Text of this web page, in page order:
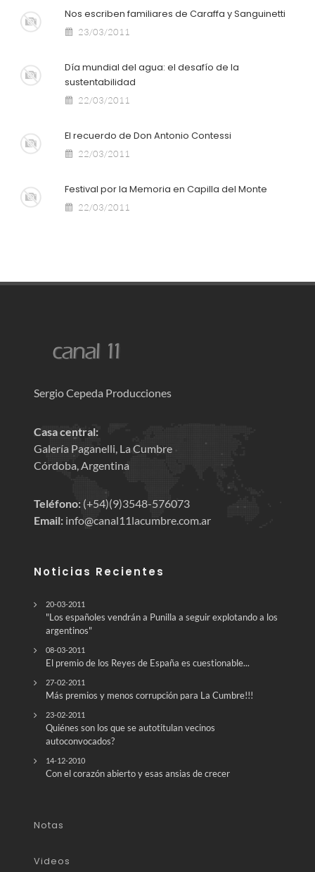
Nos escriben familiares de Caraffa y Sanguinetti
23/03/2011
Día mundial del agua: el desafío de la
sustentabilidad
22/03/2011
El recuerdo de Don Antonio Contessi
22/03/2011
Festival por la Memoria en Capilla del Monte
22/03/2011
Sergio Cepeda Producciones
Casa central:
Galería Paganelli, La Cumbre
Córdoba, Argentina
Teléfono: (+54)(9)3548-576073
Email: info@canal11lacumbre.com.ar
Noticias Recientes
20-03-2011
"Los españoles vendrán a Punilla a seguir explotando a los
argentinos"
08-03-2011
El premio de los Reyes de España es cuestionable...
27-02-2011
Más premios y menos corrupción para La Cumbre!!!
23-02-2011
Quiénes son los que se autotitulan vecinos
autoconvocados?
14-12-2010
Con el corazón abierto y esas ansias de crecer
Notas
Videos